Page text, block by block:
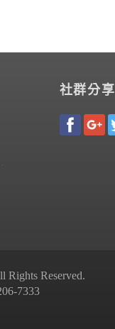
社群分享
Reserved.
7333